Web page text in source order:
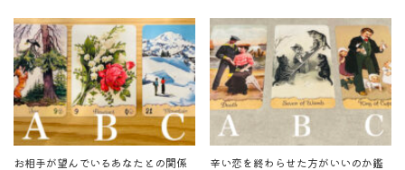
お相手が望んでいるあなたとの関係
辛い恋を終わらせた方がいいのか鑑